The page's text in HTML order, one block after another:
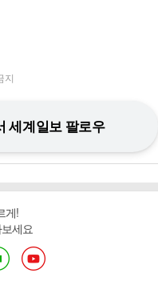
지
세계일보 팔로우
게!
세요